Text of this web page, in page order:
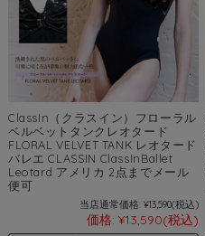
ClassIn（クラスイン）フローラル
ベルベットタンクレオタード
FLORAL VELVET TANK レオタード
バレエ CLASSIN ClassInBallet
Leotard アメリカ 2点までメール
便可
当店通常価格: ¥13,590(税込)
価格: ¥13,590(税込)